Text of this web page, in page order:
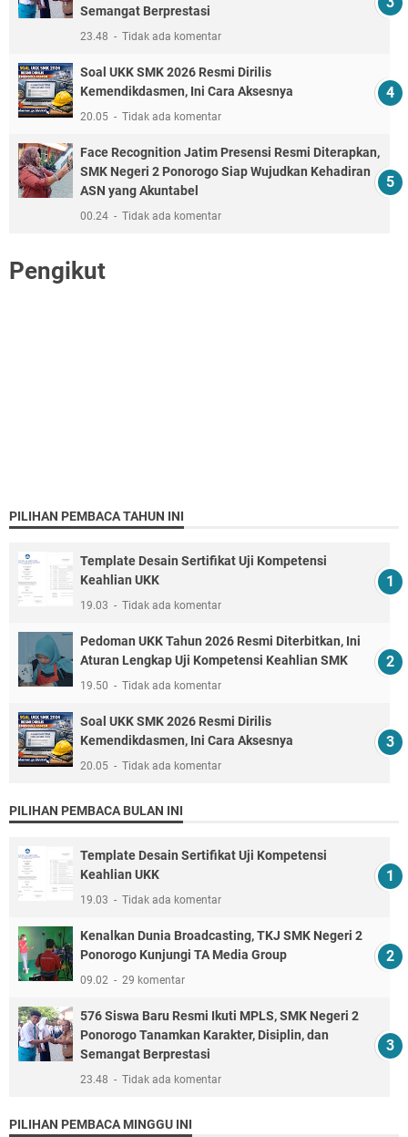
Semangat Berprestasi
23.48 Tidak ada komentar
Soal UKK SMK 2026 Resmi Dirilis
Kemendikdasmen, Ini Cara Aksesnya
20.05 Tidak ada komentar
Face Recognition Jatim Presensi Resmi Diterapkan,
SMK Negeri 2 Ponorogo Siap Wujudkan Kehadiran
ASN yang Akuntabel
00.24 Tidak ada komentar
Pengikut
PILIHAN PEMBACA TAHUN INI
Template Desain Sertifikat Uji Kompetensi
Keahlian UKK
19.03 Tidak ada komentar
Pedoman UKK Tahun 2026 Resmi Diterbitkan, Ini
Aturan Lengkap Uji Kompetensi Keahlian SMK
19.50 Tidak ada komentar
Soal UKK SMK 2026 Resmi Dirilis
Kemendikdasmen, Ini Cara Aksesnya
20.05 Tidak ada komentar
PILIHAN PEMBACA BULAN INI
Template Desain Sertifikat Uji Kompetensi
Keahlian UKK
19.03 Tidak ada komentar
Kenalkan Dunia Broadcasting, TKJ SMK Negeri 2
Ponorogo Kunjungi TA Media Group
09.02 29 komentar
576 Siswa Baru Resmi Ikuti MPLS, SMK Negeri 2
Ponorogo Tanamkan Karakter, Disiplin, dan
Semangat Berprestasi
23.48 Tidak ada komentar
PILIHAN PEMBACA MINGGU INI